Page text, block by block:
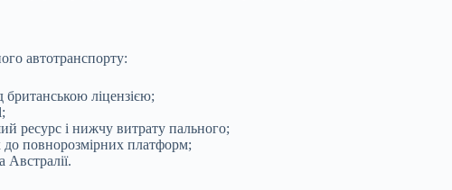
автотранспорту:
ліцензією;
ресурс і нижчу витрату пального;
до повнорозмірних платформ;
Австралії.